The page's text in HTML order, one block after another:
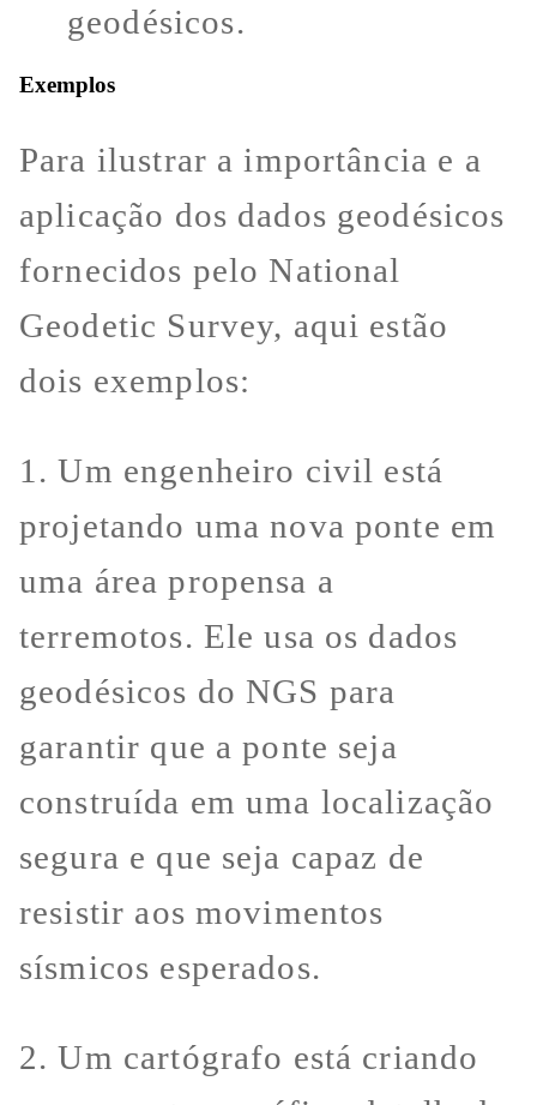
geodésicos.
Exemplos
Para ilustrar a importância e a
aplicação dos dados geodésicos
fornecidos pelo National
Geodetic Survey, aqui estão
dois exemplos:
1. Um engenheiro civil está
projetando uma nova ponte em
uma área propensa a
terremotos. Ele usa os dados
geodésicos do NGS para
garantir que a ponte seja
construída em uma localização
segura e que seja capaz de
resistir aos movimentos
sísmicos esperados.
2. Um cartógrafo está criando